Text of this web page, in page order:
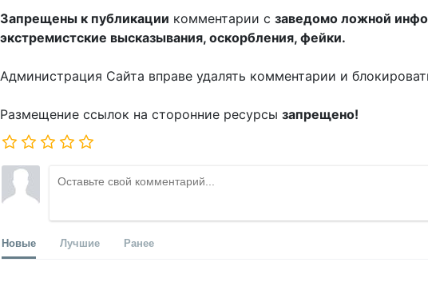
Запрещены к публикации комментарии с заведомо ложной
экстремистские высказывания, оскорбления, фейки.
Администрация Сайта вправе удалять комментарии и
Размещение ссылок на сторонние ресурсы запрещено!
Новые Лучшие Ранее